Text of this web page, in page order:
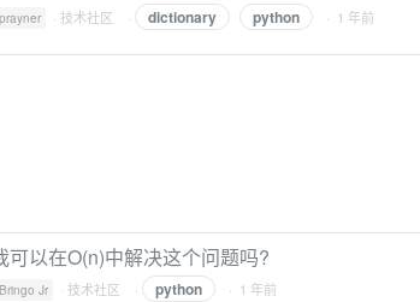
prayner · 技术社区 · dictionary python · 1 年前
可以在O(n)中解决这个问题吗?
Bringo Jr · 技术社区 · python · 1 年前